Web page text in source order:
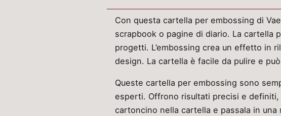
Con questa cartella per embossing di
scrapbook o pagine di diario. La cartella
progetti. L’embossing crea un effetto in
design. La cartella è facile da pulire e
Queste cartella per embossing sono
esperti. Offrono risultati precisi e
cartoncino nella cartella e passala in